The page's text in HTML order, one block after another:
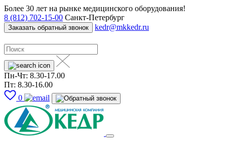
Более 30 лет на рынке медицинского оборудования!
8 (812) 702-15-00 Санкт-Петербург
Заказать обратный звонок kedr@mkkedr.ru
Пн-Чт: 8.30-17.00
Пт: 8.30-16.00
0